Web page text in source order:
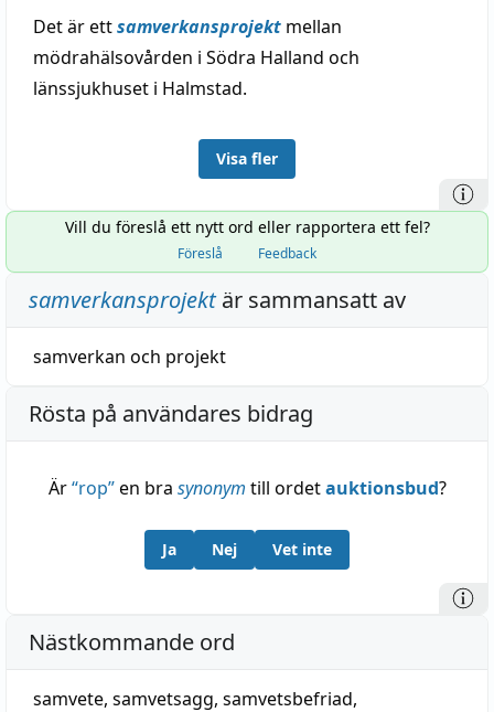
Det är ettsamverkansprojekt mellan
mödrahälsovården i Södra Halland och
länssjukhuset i Halmstad.
Visa fler
Vill du föreslå ett nytt ord eller rapportera ett fel?
Föreslå Feedback
samverkansprojektär sammansatt av
samverkan och projekt
Rösta på användares bidrag
Är“rop”en bra synonym till ordetauktionsbud?
Ja Nej Vet inte
Nästkommande ord
samvete, samvetsagg, samvetsbefriad,